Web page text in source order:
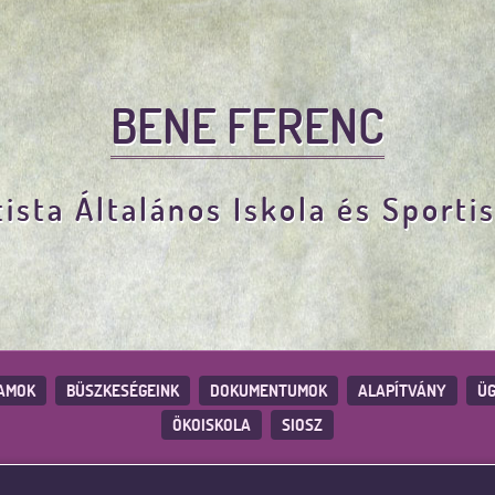
BENE FERENC
Általános Iskola és
BÜSZKESÉGEINK DOKUMENTUMOK ALAPÍTVÁNY
ÖKOISKOLA
SIOSZ